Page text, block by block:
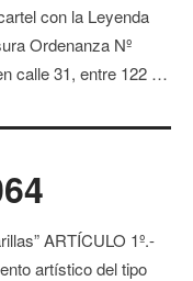
con la Leyenda
Ordenanza Nº
calle 31, entre 122 …
ARTÍCULO 1º.-
artístico del tipo